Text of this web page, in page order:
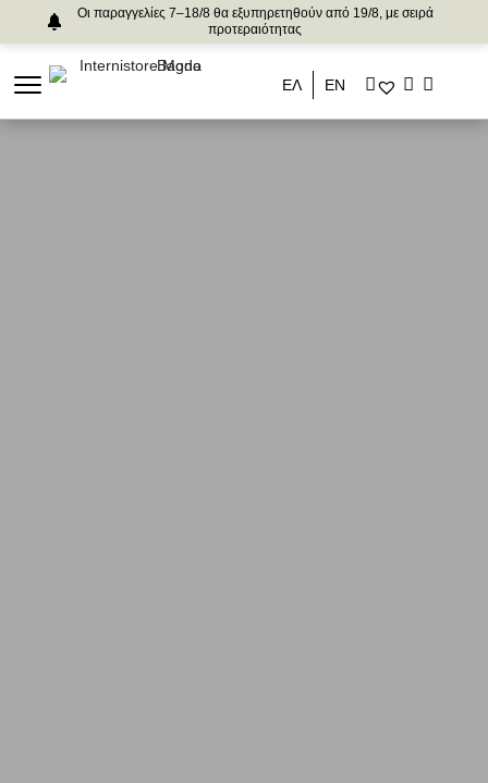
Οι παραγγελίες 7–18/8 θα εξυπηρετηθούν από 19/8, με σειρά
προτεραιότητας
ΕΛ ΕΝ